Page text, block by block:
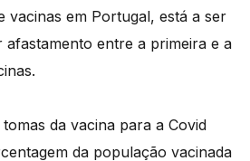
vacinas em Portugal, está a ser
afastamento entre a primeira e a
da vacina para a Covid
da população vacinada